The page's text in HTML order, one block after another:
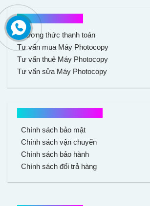
Hổ trợ mua hàng
Phương thức thanh toán
Tư vấn mua Máy Photocopy
Tư vấn thuê Máy Photocopy
Tư vấn sửa Máy Photocopy
Chính sách bảo mật
Chính sách vận chuyển
Chính sách bảo hành
Chính sách đổi trả hàng